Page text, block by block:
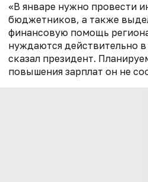
«В январе нужно провести
бюджетников, а также
финансовую помощь
нуждаются действительно
сказал президент.
повышения зарплат он не